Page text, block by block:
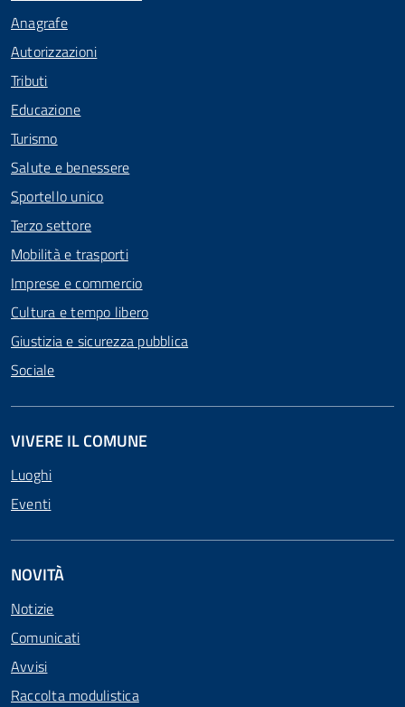
Anagrafe
Autorizzazioni
Tributi
Educazione
Turismo
Salute e benessere
Sportello unico
Terzo settore
Mobilità e trasporti
Imprese e commercio
Cultura e tempo libero
Giustizia e sicurezza pubblica
Sociale
VIVERE IL COMUNE
Luoghi
Eventi
NOVITÀ
Notizie
Comunicati
Avvisi
Raccolta modulistica